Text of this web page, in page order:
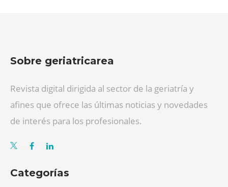
Sobre geriatricarea
Revista digital dirigida al sector de la geriatría y
afines que ofrece las últimas noticias y novedades
de interés para los profesionales.
Categorías